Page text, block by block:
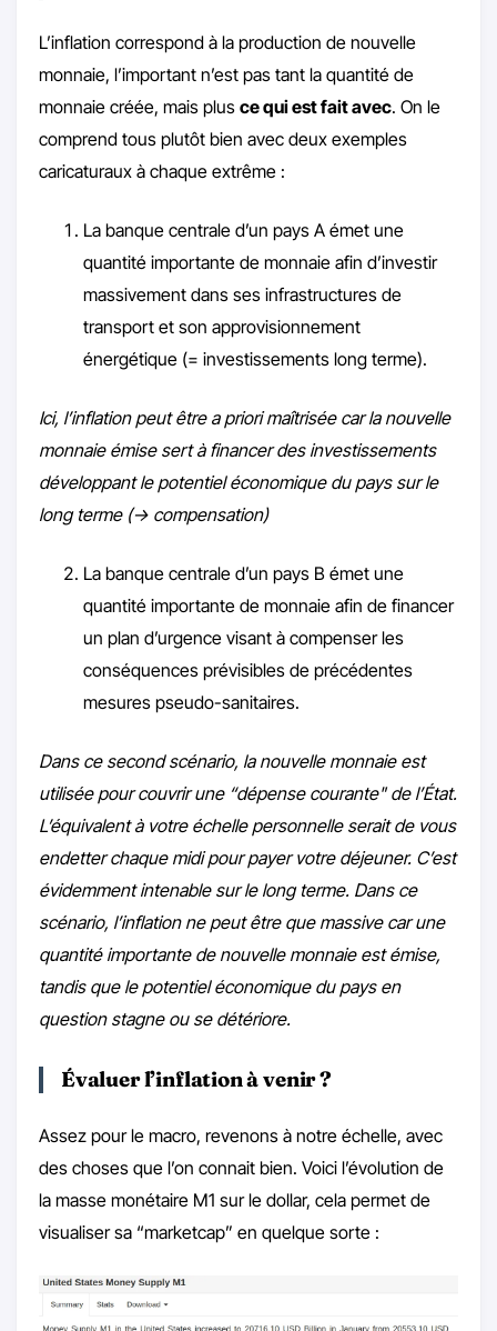
L’inflation correspond à la production de nouvelle
monnaie, l’important n’est pas tant la quantité de
monnaie créée, mais plus ce qui est fait avec. On le
comprend tous plutôt bien avec deux exemples
caricaturaux à chaque extrême :
La banque centrale d’un pays A émet une
quantité importante de monnaie afin d’investir
massivement dans ses infrastructures de
transport et son approvisionnement
énergétique (= investissements long terme).
Ici, l’inflation peut être a priori maîtrisée car la nouvelle
monnaie émise sert à financer des investissements
développant le potentiel économique du pays sur le
long terme (-> compensation)
La banque centrale d’un pays B émet une
quantité importante de monnaie afin de financer
un plan d’urgence visant à compenser les
conséquences prévisibles de précédentes
mesures pseudo-sanitaires.
Dans ce second scénario, la nouvelle monnaie est
utilisée pour couvrir une “dépense courante" de l’État.
L’équivalent à votre échelle personnelle serait de vous
endetter chaque midi pour payer votre déjeuner. C’est
évidemment intenable sur le long terme. Dans ce
scénario, l’inflation ne peut être que massive car une
quantité importante de nouvelle monnaie est émise,
tandis que le potentiel économique du pays en
question stagne ou se détériore.
Évaluer l’inflation à venir ?
Assez pour le macro, revenons à notre échelle, avec
des choses que l’on connait bien. Voici l’évolution de
la masse monétaire M1 sur le dollar, cela permet de
visualiser sa “marketcap” en quelque sorte :